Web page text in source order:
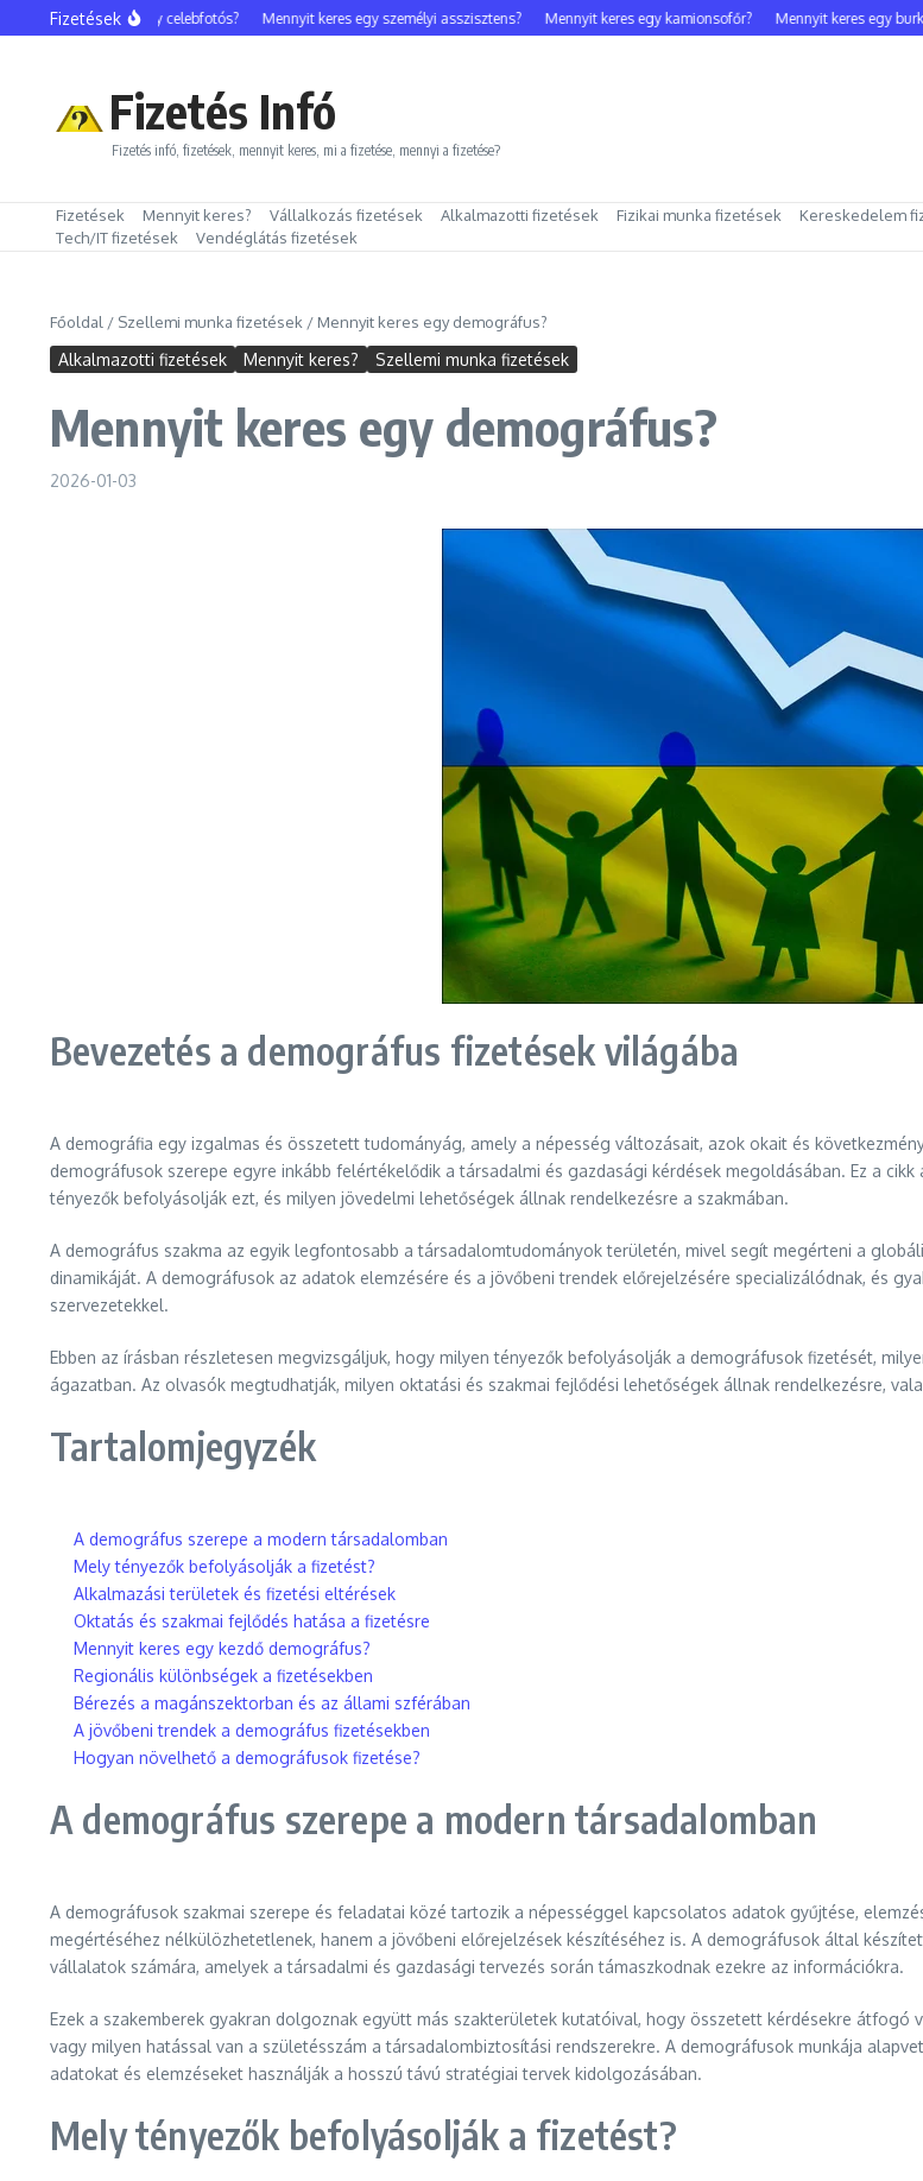
Ugrás a tartalomhoz
Fizetések
Mennyit keres egy celebfotós? Mennyit keres egy személyi asszisztens? Mennyit keres egy kamionsofőr? Mennyit keres egy
Fizetés Infó
Fizetés infó, fizetések, mennyit keres, mi a fizetése, mennyi a fizetése?
Fizetések Mennyit keres? Vállalkozás fizetések Alkalmazotti fizetések Fizikai munka fizetések Kereskedelem
Tech/IT fizetések
Vendéglátás fizetések
Főoldal / Szellemi munka fizetések / Mennyit keres egy demográfus?
Alkalmazotti fizetések Mennyit keres? Szellemi munka fizetések
Mennyit keres egy demográfus?
2026-01-03
Bevezetés a demográfus fizetések világába
A demográfia egy izgalmas és összetett tudományág, amely a népesség változásait, azok okait és
demográfusok szerepe egyre inkább felértékelődik a társadalmi és gazdasági kérdések megoldásában. Ez a
tényezők befolyásolják ezt, és milyen jövedelmi lehetőségek állnak rendelkezésre a szakmában.
A demográfus szakma az egyik legfontosabb a társadalomtudományok területén, mivel segít megérteni a
dinamikáját. A demográfusok az adatok elemzésére és a jövőbeni trendek előrejelzésére specializálódnak, és
szervezetekkel.
Ebben az írásban részletesen megvizsgáljuk, hogy milyen tényezők befolyásolják a demográfusok fizetését,
ágazatban. Az olvasók megtudhatják, milyen oktatási és szakmai fejlődési lehetőségek állnak rendelkezésre,
Tartalomjegyzék
A demográfus szerepe a modern társadalomban
Mely tényezők befolyásolják a fizetést?
Alkalmazási területek és fizetési eltérések
Oktatás és szakmai fejlődés hatása a fizetésre
Mennyit keres egy kezdő demográfus?
Regionális különbségek a fizetésekben
Bérezés a magánszektorban és az állami szférában
A jövőbeni trendek a demográfus fizetésekben
Hogyan növelhető a demográfusok fizetése?
A demográfus szerepe a modern társadalomban
A demográfusok szakmai szerepe és feladatai közé tartozik a népességgel kapcsolatos adatok gyűjtése,
megértéséhez nélkülözhetetlenek, hanem a jövőbeni előrejelzések készítéséhez is. A demográfusok által
vállalatok számára, amelyek a társadalmi és gazdasági tervezés során támaszkodnak ezekre az információkra.
Ezek a szakemberek gyakran dolgoznak együtt más szakterületek kutatóival, hogy összetett kérdésekre
vagy milyen hatással van a születésszám a társadalombiztosítási rendszerekre. A demográfusok munkája
adatokat és elemzéseket használják a hosszú távú stratégiai tervek kidolgozásában.
Mely tényezők befolyásolják a fizetést?